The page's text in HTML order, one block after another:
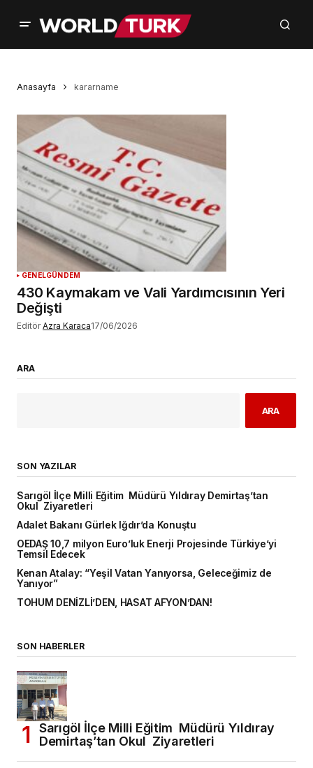
Anasayfa kararname
GENELGÜNDEM
430 Kaymakam ve Vali Yardımcısının Yeri
Değişti
Editör Azra Karaca17/06/2026
ARA
ARA
SON YAZILAR
Sarıgöl İlçe Milli Eğitim Müdürü Yıldıray Demirtaş’tan
Okul Ziyaretleri
Adalet Bakanı Gürlek Iğdır’da Konuştu
OEDAŞ 10,7 milyon Euro’luk Enerji Projesinde Türkiye’yi
Temsil Edecek
Kenan Atalay: “Yeşil Vatan Yanıyorsa, Geleceğimiz de
Yanıyor”
TOHUM DENİZLİ’DEN, HASAT AFYON’DAN!
SON HABERLER
Sarıgöl İlçe Milli Eğitim Müdürü Yıldıray
Demirtaş’tan Okul Ziyaretleri